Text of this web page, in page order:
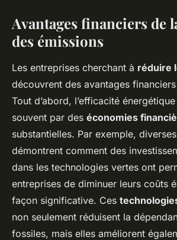
Avantages financiers de
des émissions
Les entreprises cherchant à réduire
découvrent des avantages
Tout d’abord, l’efficacité
souvent par des économies
substantielles. Par exemple,
démontrent comment des
dans les technologies vertes ont
entreprises de diminuer leurs coûts
façon significative. Ces
non seulement réduisent la
fossiles, mais elles améliorent